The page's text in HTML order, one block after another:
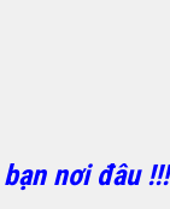
nơi đâu !!!